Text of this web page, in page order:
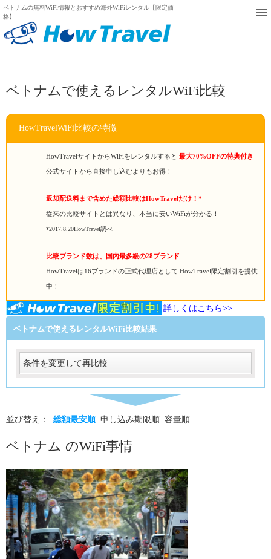
ベトナムの無料WiFi情報とおすすめ海外WiFiレンタル【限定価
格】
ベトナムで使えるレンタルWiFi比較
HowTravelWiFi比較の特徴
HowTravelサイトからWiFiをレンタルすると 最大70%OFFの特典付き
公式サイトから直接申し込むよりもお得！
返却配送料まで含めた総額比較はHowTravelだけ！*
従来の比較サイトとは異なり、本当に安いWiFiが分かる！
*2017.8.20HowTravel調べ
比較ブランド数は、国内最多級の28ブランド
HowTravelは16ブランドの正式代理店として HowTravel限定割引を提供
中！
詳しくはこちら>>
ベトナムで使えるレンタルWiFi比較結果
条件を変更して再比較
受取場所
返却
返却方法
必須
返却方法
必須
利用日数
利用日数
並び替え： 総額最安順 申し込み期限順 容量順
ベトナム のWiFi事情